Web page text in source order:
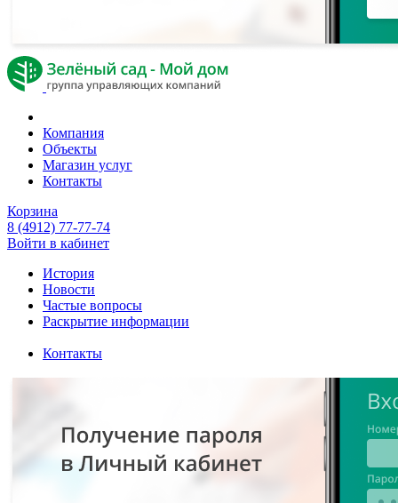
Компания
Объекты
Магазин услуг
Контакты
Корзина
8 (4912) 77-77-74
Войти в кабинет
История
Новости
Частые вопросы
Раскрытие информации
Контакты